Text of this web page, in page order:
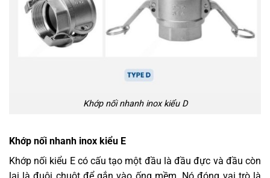
Khớp nối nhanh inox kiểu D
Khớp nối nhanh inox kiểu E
Khớp nối kiểu E có cấu tạo một đầu là đầu đực và đầu còn